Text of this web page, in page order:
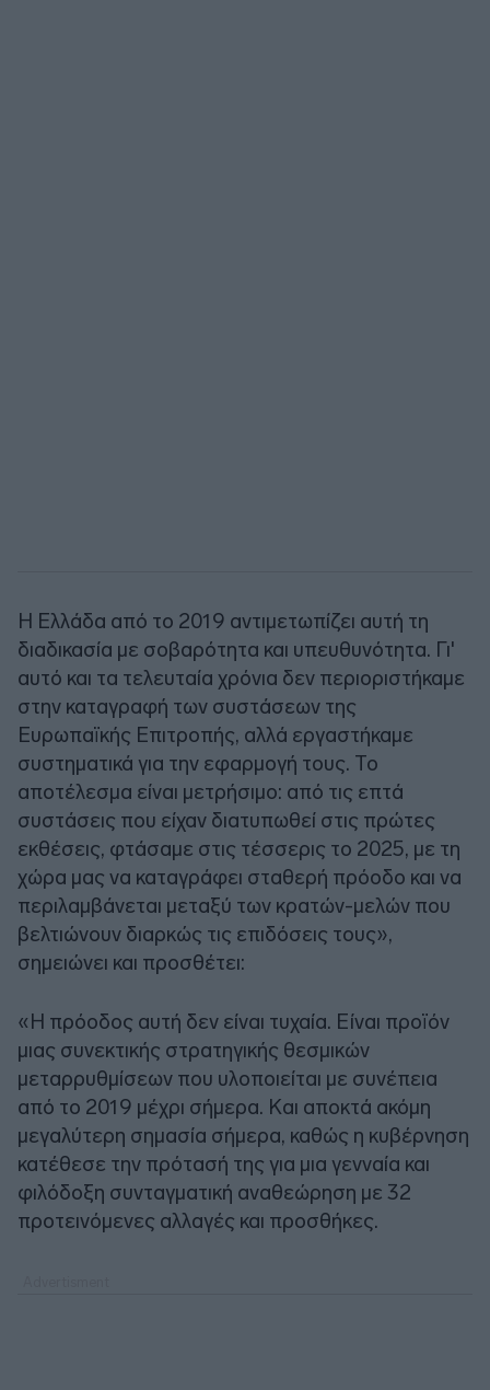
Η Ελλάδα από το 2019 αντιμετωπίζει αυτή τη
διαδικασία με σοβαρότητα και υπευθυνότητα. Γι'
αυτό και τα τελευταία χρόνια δεν περιοριστήκαμε
στην καταγραφή των συστάσεων της
Ευρωπαϊκής Επιτροπής, αλλά εργαστήκαμε
συστηματικά για την εφαρμογή τους. Το
αποτέλεσμα είναι μετρήσιμο: από τις επτά
συστάσεις που είχαν διατυπωθεί στις πρώτες
εκθέσεις, φτάσαμε στις τέσσερις το 2025, με τη
χώρα μας να καταγράφει σταθερή πρόοδο και να
περιλαμβάνεται μεταξύ των κρατών-μελών που
βελτιώνουν διαρκώς τις επιδόσεις τους»,
σημειώνει και προσθέτει:
«Η πρόοδος αυτή δεν είναι τυχαία. Είναι προϊόν
μιας συνεκτικής στρατηγικής θεσμικών
μεταρρυθμίσεων που υλοποιείται με συνέπεια
από το 2019 μέχρι σήμερα. Και αποκτά ακόμη
μεγαλύτερη σημασία σήμερα, καθώς η κυβέρνηση
κατέθεσε την πρότασή της για μια γενναία και
φιλόδοξη συνταγματική αναθεώρηση με 32
προτεινόμενες αλλαγές και προσθήκες.